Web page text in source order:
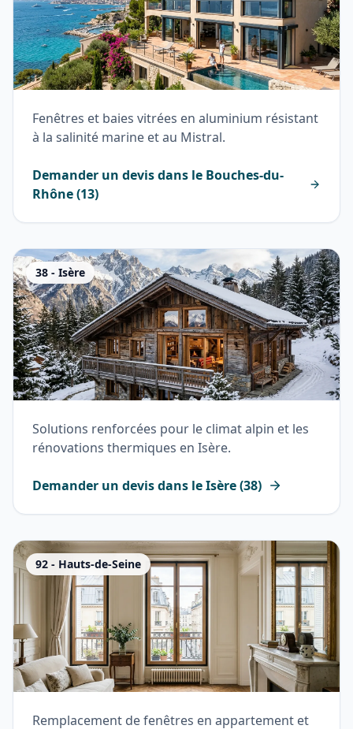
Fenêtres et baies vitrées en aluminium résistant
à la salinité marine et au Mistral.
Demander un devis dans le Bouches-du-
Rhône(13)
38 - Isère
Solutions renforcées pour le climat alpin et les
rénovations thermiques en Isère.
Demander un devis dans leIsère(38)
92 - Hauts-de-Seine
Remplacement de fenêtres en appartement et